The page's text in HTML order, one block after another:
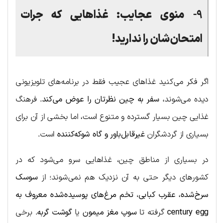
۹-
منوی عجایب: غذاهایی که جرات
امتحان‌شان را ندارید!
اگر فکر می‌کنید غذاهای عجیب فقط در برنامه‌های تلویزیونی
دیده می‌شوند، سفر به چین نظرتان را عوض می‌کند. فرهنگ
غذایی چین بسیار گسترده و متنوع است، اما بخشی از آن برای
بسیاری از گردشگرانغیرقابل‌باور و گاه شوکه‌کننده است.
در بسیاری از مناطق چین، غذاهایی سرو می‌شود که در
کشورهای دیگر حتی به آن نزدیک هم نمی‌شوند؛ از سوسک
سرخ‌شده،عقرب کبابی،تخم مرغ‌های پوسیده‌شده معروف به
century eggگرفته تا سوپ مغز میمونیاگوشت گربه. برخی